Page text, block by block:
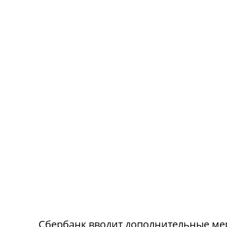
Сбербанк вводит дополнительные